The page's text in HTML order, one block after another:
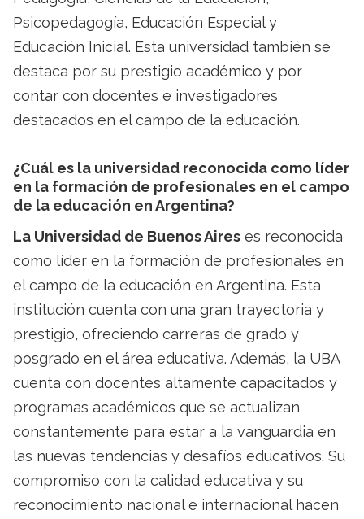
Psicopedagogía, Educación Especial y
Educación Inicial. Esta universidad también se
destaca por su prestigio académico y por
contar con docentes e investigadores
destacados en el campo de la educación.
¿Cuál es la universidad reconocida como líder
en la formación de profesionales en el campo
de la educación en Argentina?
La Universidad de Buenos Aires es reconocida
como líder en la formación de profesionales en
el campo de la educación en Argentina. Esta
institución cuenta con una gran trayectoria y
prestigio, ofreciendo carreras de grado y
posgrado en el área educativa. Además, la UBA
cuenta con docentes altamente capacitados y
programas académicos que se actualizan
constantemente para estar a la vanguardia en
las nuevas tendencias y desafíos educativos. Su
compromiso con la calidad educativa y su
reconocimiento nacional e internacional hacen